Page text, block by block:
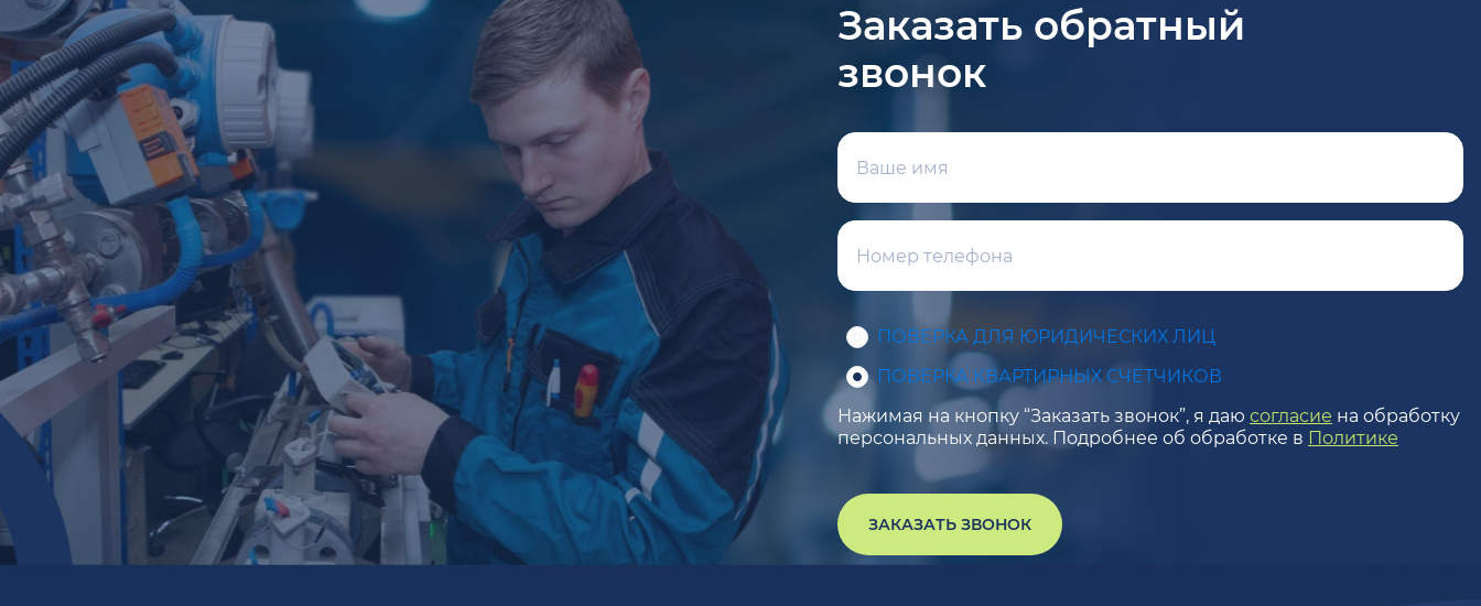
Заказать обратный
звонок
ПОВЕРКА ДЛЯ ЮРИДИЧЕСКИХ ЛИЦ
ПОВЕРКА КВАРТИРНЫХ СЧЕТЧИКОВ
Нажимая на кнопку “Заказать звонок”, я даю согласие на обработку
персональных данных. Подробнее об обработке в Политике
ЗАКАЗАТЬ ЗВОНОК